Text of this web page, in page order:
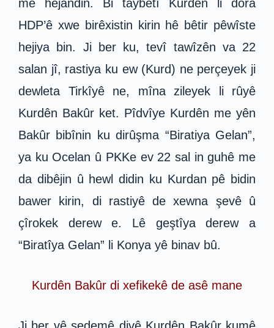
me hejandin. Bi taybetî Kurdên li dora
HDP’ê xwe birêxistin kirin hê bêtir pêwîste
hejiya bin. Ji ber ku, tevî tawîzên va 22
salan jî, rastiya ku ew (Kurd) ne perçeyek ji
dewleta Tirkîyê ne, mîna zileyek li rûyê
Kurdên Bakûr ket. Pîdvîye Kurdên me yên
Bakûr bibînin ku dirûşma “Biratiya Gelan”,
ya ku Ocelan û PKKe ev 22 sal in guhê me
da dibêjin û hewl didin ku Kurdan pê bidin
bawer kirin, di rastiyê de xewna şevê û
çîrokek derew e. Lê geştîya derew a
“Biratîya Gelan” li Konya yê binav bû.
Kurdên Bakûr di xefikekê de asê mane